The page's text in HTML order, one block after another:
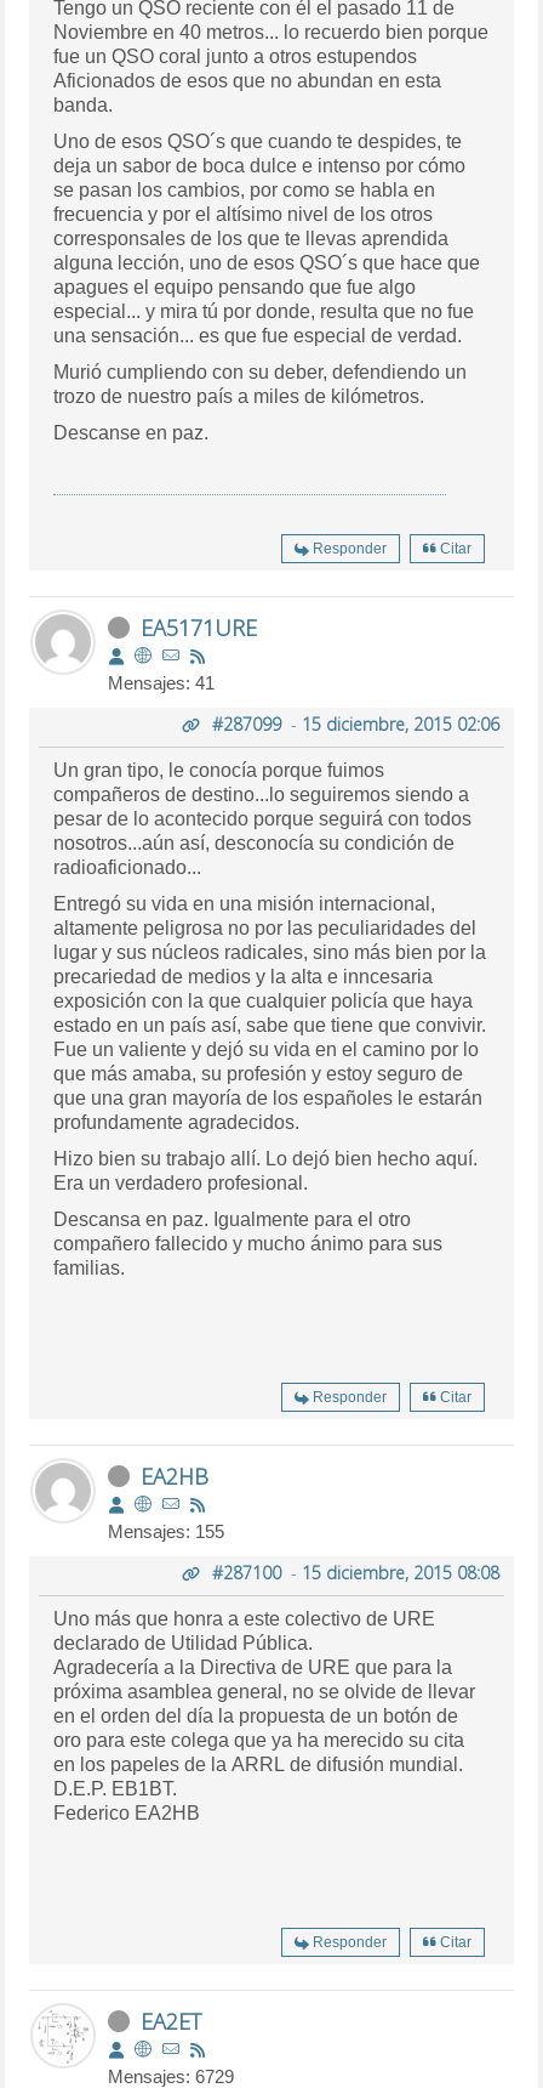
Tengo un QSO reciente con él el pasado 11 de
Noviembre en 40 metros... lo recuerdo bien porque
fue un QSO coral junto a otros estupendos
Aficionados de esos que no abundan en esta
banda.
Uno de esos QSO´s que cuando te despides, te
deja un sabor de boca dulce e intenso por cómo
se pasan los cambios, por como se habla en
frecuencia y por el altísimo nivel de los otros
corresponsales de los que te llevas aprendida
alguna lección, uno de esos QSO´s que hace que
apagues el equipo pensando que fue algo
especial... y mira tú por donde, resulta que no fue
una sensación... es que fue especial de verdad.
Murió cumpliendo con su deber, defendiendo un
trozo de nuestro país a miles de kilómetros.
Descanse en paz.
Responder Citar
EA5171URE
Mensajes: 41
#287099- 15 diciembre, 2015 02:06
Un gran tipo, le conocía porque fuimos
compañeros de destino...lo seguiremos siendo a
pesar de lo acontecido porque seguirá con todos
nosotros...aún así, desconocía su condición de
radioaficionado...
Entregó su vida en una misión internacional,
altamente peligrosa no por las peculiaridades del
lugar y sus núcleos radicales, sino más bien por la
precariedad de medios y la alta e inncesaria
exposición con la que cualquier policía que haya
estado en un país así, sabe que tiene que convivir.
Fue un valiente y dejó su vida en el camino por lo
que más amaba, su profesión y estoy seguro de
que una gran mayoría de los españoles le estarán
profundamente agradecidos.
Hizo bien su trabajo allí. Lo dejó bien hecho aquí.
Era un verdadero profesional.
Descansa en paz. Igualmente para el otro
compañero fallecido y mucho ánimo para sus
familias.
Responder Citar
EA2HB
Mensajes: 155
#287100- 15 diciembre, 2015 08:08
Uno más que honra a este colectivo de URE
declarado de Utilidad Pública.
Agradecería a la Directiva de URE que para la
próxima asamblea general, no se olvide de llevar
en el orden del día la propuesta de un botón de
oro para este colega que ya ha merecido su cita
en los papeles de la ARRL de difusión mundial.
D.E.P. EB1BT.
Federico EA2HB
Responder Citar
EA2ET
Mensajes: 6729